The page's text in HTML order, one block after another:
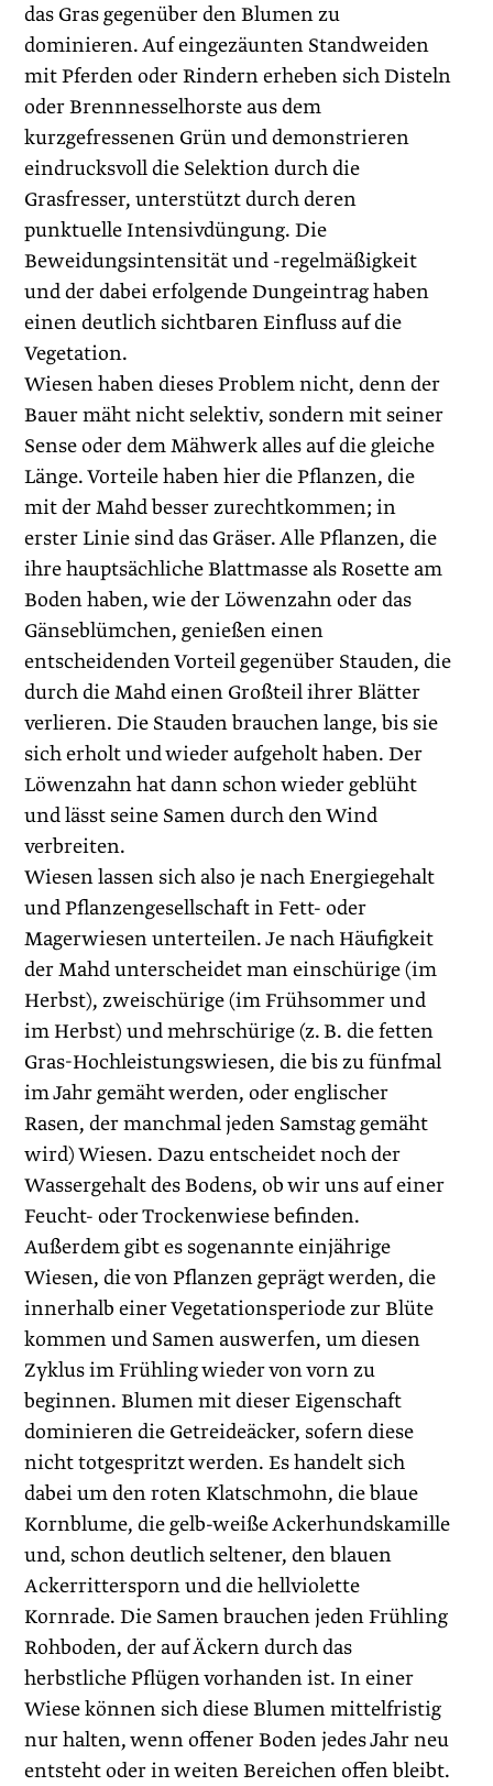
das Gras gegenüber den Blumen zu
dominieren. Auf eingezäunten Standweiden
mit Pferden oder Rindern erheben sich Disteln
oder Brennnesselhorste aus dem
kurzgefressenen Grün und demonstrieren
eindrucksvoll die Selektion durch die
Grasfresser, unterstützt durch deren
punktuelle Intensivdüngung. Die
Beweidungsintensität und -regelmäßigkeit
und der dabei erfolgende Dungeintrag haben
einen deutlich sichtbaren Einfluss auf die
Vegetation.
Wiesen haben dieses Problem nicht, denn der
Bauer mäht nicht selektiv, sondern mit seiner
Sense oder dem Mähwerk alles auf die gleiche
Länge. Vorteile haben hier die Pflanzen, die
mit der Mahd besser zurechtkommen; in
erster Linie sind das Gräser. Alle Pflanzen, die
ihre hauptsächliche Blattmasse als Rosette am
Boden haben, wie der Löwenzahn oder das
Gänseblümchen, genießen einen
entscheidenden Vorteil gegenüber Stauden, die
durch die Mahd einen Großteil ihrer Blätter
verlieren. Die Stauden brauchen lange, bis sie
sich erholt und wieder aufgeholt haben. Der
Löwenzahn hat dann schon wieder geblüht
und lässt seine Samen durch den Wind
verbreiten.
Wiesen lassen sich also je nach Energiegehalt
und Pflanzengesellschaft in Fett- oder
Magerwiesen unterteilen. Je nach Häufigkeit
der Mahd unterscheidet man einschürige (im
Herbst), zweischürige (im Frühsommer und
im Herbst) und mehrschürige (z. B. die fetten
Gras-Hochleistungswiesen, die bis zu fünfmal
im Jahr gemäht werden, oder englischer
Rasen, der manchmal jeden Samstag gemäht
wird) Wiesen. Dazu entscheidet noch der
Wassergehalt des Bodens, ob wir uns auf einer
Feucht- oder Trockenwiese befinden.
Außerdem gibt es sogenannte einjährige
Wiesen, die von Pflanzen geprägt werden, die
innerhalb einer Vegetationsperiode zur Blüte
kommen und Samen auswerfen, um diesen
Zyklus im Frühling wieder von vorn zu
beginnen. Blumen mit dieser Eigenschaft
dominieren die Getreideäcker, sofern diese
nicht totgespritzt werden. Es handelt sich
dabei um den roten Klatschmohn, die blaue
Kornblume, die gelb-weiße Ackerhundskamille
und, schon deutlich seltener, den blauen
Ackerrittersporn und die hellviolette
Kornrade. Die Samen brauchen jeden Frühling
Rohboden, der auf Äckern durch das
herbstliche Pflügen vorhanden ist. In einer
Wiese können sich diese Blumen mittelfristig
nur halten, wenn offener Boden jedes Jahr neu
entsteht oder in weiten Bereichen offen bleibt.